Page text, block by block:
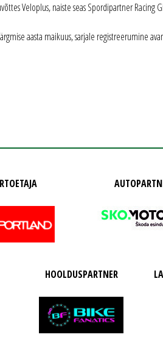
Veloplus, naiste seas Spordipartner Racing
aasta maikuus, sarjale registreerumine
HOOLDUSPARTNER